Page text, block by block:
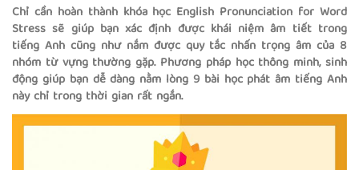
WORD STRESS: COMPOUND
NOUNS
WORD STRESS: COMPOUND
ADJECTIVES
Chỉ cần hoàn thành khóa học English Pronunciation for Word
Stress sẽ giúp bạn xác định được khái niệm âm tiết trong
tiếng Anh cũng như nắm được quy tắc nhấn trọng âm của 8
nhóm từ vựng thường gặp. Phương pháp học thông minh, sinh
động giúp bạn dễ dàng nằm lòng 9 bài học phát âm tiếng Anh
này chỉ trong thời gian rất ngắn.